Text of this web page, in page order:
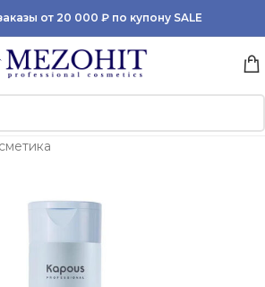
от 20 000 ₽ по купону SALE